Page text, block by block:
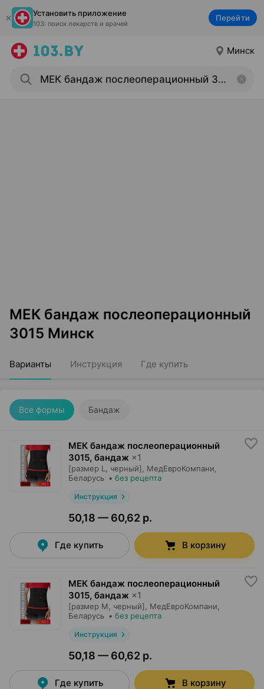
Установить приложение
103: поиск лекарств и врачей
Перейти
Минск
МЕК бандаж послеоперационный
3015 Минск
Варианты Инструкция Где купить
Все формы Бандаж
МЕК бандаж послеоперационный
3015, бандаж ×1
[размер L, черный], МедЕвроКомпани
Беларусь • без рецепта
Инструкция
50,18 — 60,62 р.
Где купить В корзину
МЕК бандаж послеоперационный
3015, бандаж ×1
[размер M, черный], МедЕвроКомпани
Беларусь • без рецепта
Инструкция
50,18 — 60,62 р.
Где купить В корзину